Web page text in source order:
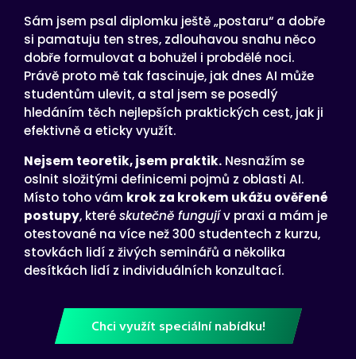
Sám jsem psal diplomku ještě „postaru“ a dobře
si pamatuju ten stres, zdlouhavou snahu něco
dobře formulovat a bohužel i probdělé noci.
Právě proto mě tak fascinuje, jak dnes AI může
studentům ulevit, a stal jsem se posedlý
hledáním těch nejlepších praktických cest, jak ji
efektivně a eticky využít.
Nejsem teoretik, jsem praktik. Nesnažím se
oslnit složitými definicemi pojmů z oblasti AI.
Místo toho vám krok za krokem ukážu ověřené
postupy, kteréskutečně fungujív praxi a mám je
otestované na více než 300 studentech z kurzu,
stovkách lidí z živých seminářů a několika
desítkách lidí z individuálních konzultací.
Chci využít speciální nabídku!